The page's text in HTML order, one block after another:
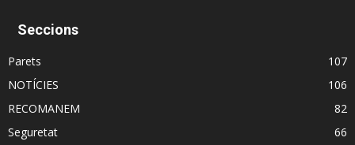
Seccions
Parets
107
NOTÍCIES
106
RECOMANEM
82
Seguretat
66